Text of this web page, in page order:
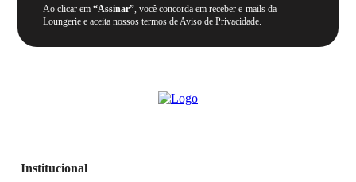
Ao clicar em“Assinar”, você concorda em receber e-mails da
Loungerie e aceita nossos termos de Aviso de Privacidade.
Institucional